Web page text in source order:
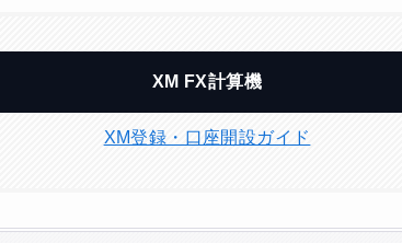
XM FX計算機
XM登録・口座開設ガイド